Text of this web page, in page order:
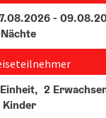
-
Nächte
und
Einheit, 2
Kinder